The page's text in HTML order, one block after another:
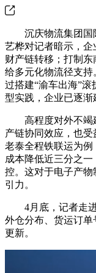
沉庆物流集团国
艺桦对记者暗示，
财产链转移；打制
给多元化物流径支
过搭建“渝车出海”
型实践，企业已逐渐
高程度对外不竭
产链协同效应，也
老泰全程铁联运为例
成本降低近三分之
控。这对于电子产
引力。
4月底，记者走进
外仓分布、货运订
更新。